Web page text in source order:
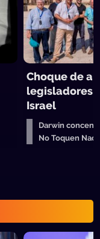
Choque de
legisladores
Israel
Darwin
No Toquen